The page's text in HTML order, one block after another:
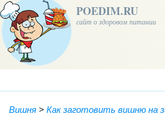
POEDIM.RU
сайт о здоровом питании
Вишня > Как заготовить вишню на